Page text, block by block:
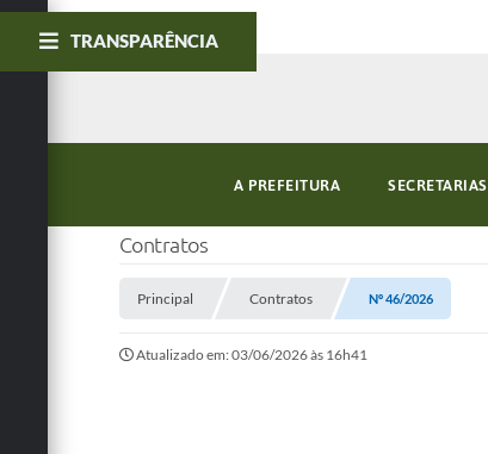
A PREFEITURA SECRETARIAS
TRANSPARÊNCIA
Contratos
Principal Contratos Nº 46/2026
Atualizado em: 03/06/2026 às 16h41